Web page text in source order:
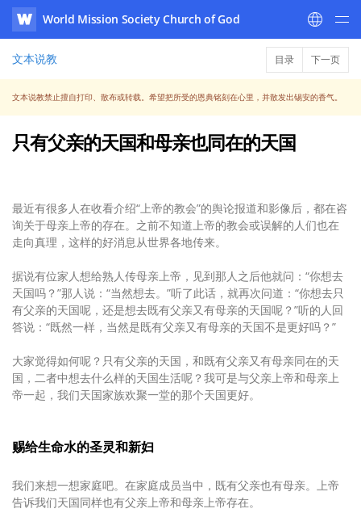
WATV
World Mission Society Church of God
文本说教 目录 下一页
文本说教禁止擅自打印、散布或转载。希望把所受的恩典铭刻在心里，并散发出锡安的香气。
只有父亲的天国和母亲也同在的天国
最近有很多人在收看介绍“上帝的教会”的舆论报道和影像后，都在咨
询关于母亲上帝的存在。之前不知道上帝的教会或误解的人们也在
走向真理，这样的好消息从世界各地传来。
据说有位家人想给熟人传母亲上帝，见到那人之后他就问：“你想去
天国吗？”那人说：“当然想去。”听了此话，就再次问道：“你想去只
有父亲的天国呢，还是想去既有父亲又有母亲的天国呢？”听的人回
答说：“既然一样，当然是既有父亲又有母亲的天国不是更好吗？”
大家觉得如何呢？只有父亲的天国，和既有父亲又有母亲同在的天
国，二者中想去什么样的天国生活呢？我可是与父亲上帝和母亲上
帝一起，我们天国家族欢聚一堂的那个天国更好。
赐给生命水的圣灵和新妇
我们来想一想家庭吧。在家庭成员当中，既有父亲也有母亲。上帝
告诉我们天国同样也有父亲上帝和母亲上帝存在。